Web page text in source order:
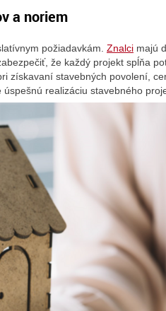
a noriem
požiadavkám. Znalci majú
že každý projekt spĺňa
získavaní stavebných povolení,
realizáciu stavebného